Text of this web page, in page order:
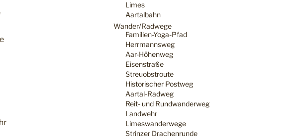
Limes
Aartalbahn
Wander/Radwege
Familien-Yoga-Pfad
Herrmannsweg
Aar-Höhenweg
Eisenstraße
Streuobstroute
Historischer Postweg
Aartal-Radweg
Reit- und Rundwanderweg
Landwehr
Limeswanderwege
Strinzer Drachenrunde